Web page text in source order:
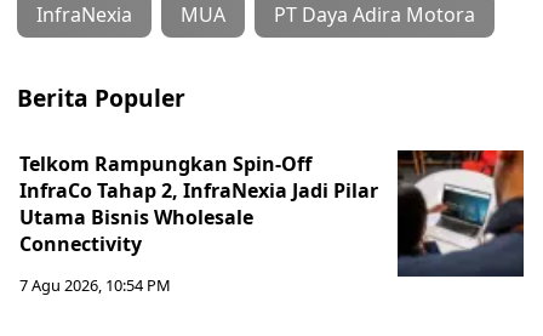
InfraNexia MUA PT Daya Adira Motora
Berita Populer
Telkom Rampungkan Spin-Off
InfraCo Tahap 2, InfraNexia Jadi Pilar
Utama Bisnis Wholesale
Connectivity
7 Agu 2026, 10:54 PM